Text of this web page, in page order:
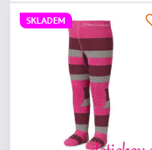
SKLADEM